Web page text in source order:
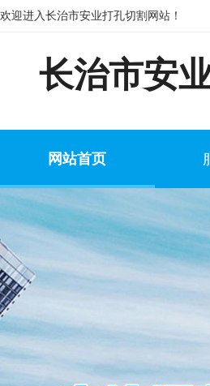
欢迎进入长治市安业打孔切割网站！
长治市安
网站首页